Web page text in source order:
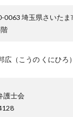
0063 埼玉県さいた
広（こうの くにひろ）
護士会